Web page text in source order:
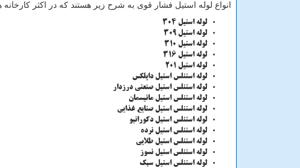
انواع لوله استیل فشار قوی به شرح زیر هستند که در اکثر کارخانه
لوله استیل 304
لوله استیل 309
لوله استیل 310
لوله استیل 316
لوله استیل 201
لوله استنلس استیل داپلکس
لوله استنلس استیل صنعتی درزدار
لوله استنلس استیل مانیسمان
لوله استنلس استیل صنایع غذایی
لوله استنلس استیل دکوراتیو
لوله استنلس استیل نرده
لوله استنلس استیل طلایی
لوله استنلس استیل نسوز
لوله استنلس استیل سبک